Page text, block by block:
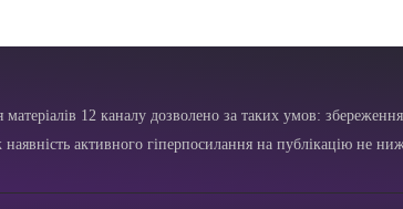
12 каналу дозволено за таких умов:
наявність активного гіперпосилання на публікацію не